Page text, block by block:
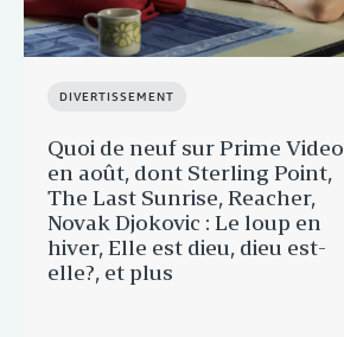
DIVERTISSEMENT
Quoi de neuf sur Prime Video
en août, dont Sterling Point,
The Last Sunrise, Reacher,
Novak Djokovic : Le loup en
hiver, Elle est dieu, dieu est-
elle?, et plus